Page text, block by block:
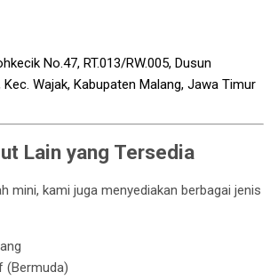
No.47, RT.013/RW.005, Dusun
Wajak, Kabupaten Malang, Jawa Timur
Lain yang Tersedia
mini, kami juga menyediakan berbagai jenis
(Bermuda)